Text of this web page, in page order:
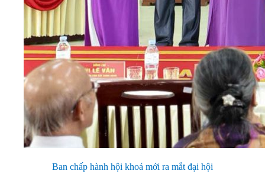
Ban chấp hành hội khoá mới ra mắt đại hội